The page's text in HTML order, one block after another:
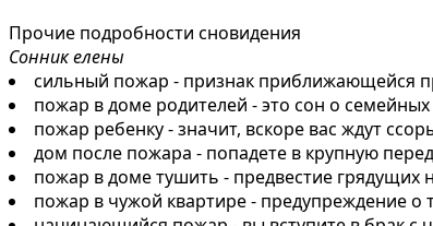
Прочие подробности сновидения
Сонник елены
сильный пожар - признак приближающейся
пожар в доме родителей - это сон о
пожар ребенку - значит, вскоре вас ждут
дом после пожара - попадете в крупную
пожар в доме тушить - предвестие грядущих
пожар в чужой квартире - предупреждение о